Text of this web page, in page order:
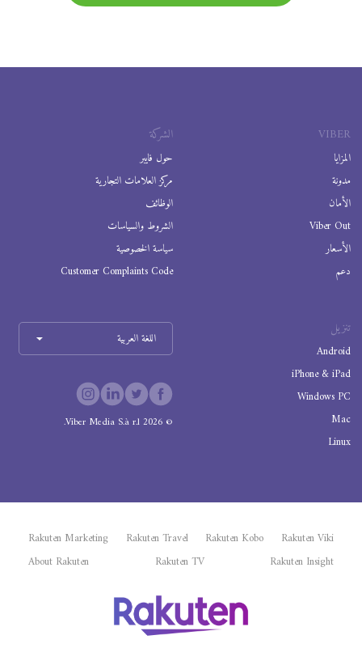
VIBER
المزايا
مدونة
الأمان
Viber Out
الأسعار
دعم
الشركة
حول فايبر
مركز العلامات التجارية
الوظائف
الشروط والسياسات
سياسة الخصوصية
Customer Complaints Code
تنزيل
Android
iPhone & iPad
Windows PC
Mac
Linux
اللغة العربية
©
2026
Viber Media S.à r.l.
Rakuten Viki
Rakuten Kobo
Rakuten Travel
Rakuten Marketing
Rakuten Insight
Rakuten TV
About Rakuten